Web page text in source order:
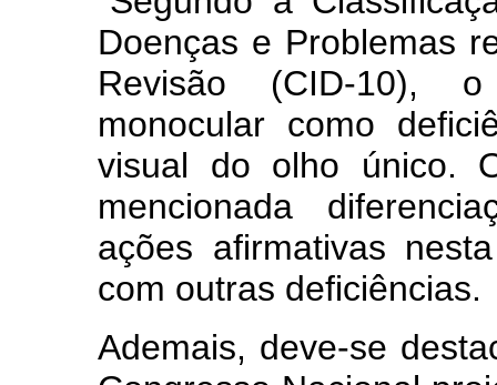
Doenças e Problemas
Revisão (CID-10),
monocular como
visual do olho único.
mencionada
ações afirmativas
com outras deficiências.
Ademais, deve-se